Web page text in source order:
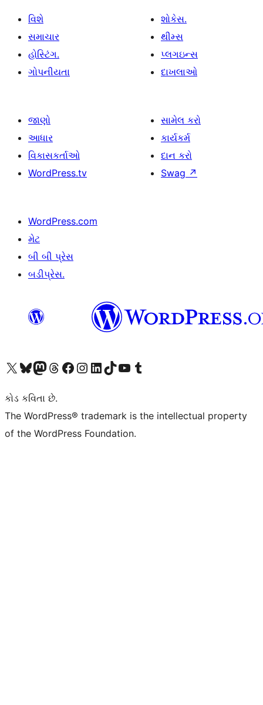
વિશે
સમાચાર
હોસ્ટિંગ.
ગોપનીયતા
શોકેસ.
થીમ્સ
પ્લગઇન્સ
દાખલાઓ
જાણો
આધાર
વિકાસકર્તાઓ
WordPress.tv
સામેલ કરો
કાર્યકર્મ
દાન કરો
Swag ↗
WordPress.com
મેટ
બી બી પ્રેસ
બડીપ્રેસ.
અમારા X (અગાઉ ટ્વિટર) એકાઉન્ટની મુલાકાત લોઅમારા Bluesky એકાઉન્ટની મુલાકાત લોઅમારા માસ્ટોડોન એકાઉન્ટની મુલાકાત લોઅમારા Threads એકાઉન્ટની મુલાકાત લો અમારા ફેસબુક પેજની મુલાકાત લોઅમારા ઇન્સ્ટાગ્રામ એકાઉન્ટની મુલાકાત લો અમારા LinkedIn એકાઉન્ટની મુલાકાત લોઅમારા TikTok એકાઉન્ટની મુલાકાત લોઅમારી YouTube ચેનલની મુલાકાત લો અમારા Tumblr એકાઉન્ટની મુલાકાત લો
કોડ કવિતા છે.
The WordPress® trademark is the intellectual property
of the WordPress Foundation.